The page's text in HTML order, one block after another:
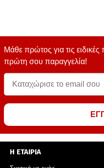
Μάθε πρώτος για τις
πρώτη σου παραγγελία!
Η ΕΤΑΙΡΙΑ